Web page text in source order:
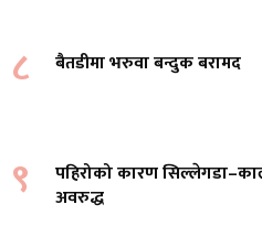
८ बैतडीमा भरुवा बन्दुक बरामद
९
पहिरोको कारण
अवरुद्ध